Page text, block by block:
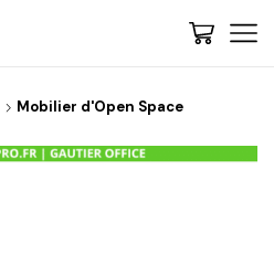
Mobilier d'Open Space